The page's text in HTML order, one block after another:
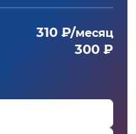
310 ₽/месяц
300 ₽